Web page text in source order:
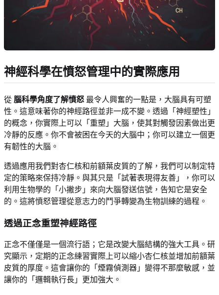
神經科學在憤怒管理中的實際應用
從 腦科學角度了解憤怒 最令人興奮的一點是，大腦具有可塑
性。這意味著你的神經路徑並非一成不變。透過「神經塑性」
的概念，你實際上可以「重塑」大腦，使其對觸發因素做出更
冷靜的反應。你不會被困在今天的大腦中；你可以建立一個更
有韌性的大腦。
透過應用我們對杏仁核和前額葉皮質的了解，我們可以制定特
定的策略來保持冷靜。與其只是「試著表現得友善」，你可以
利用生物學的「小撇步」來向大腦發送信號，告知它是安全
的。這將憤怒管理從意志力的鬥爭轉變為生物訓練的過程。
透過正念重塑神經路徑
正念不僅僅是一個流行語；它是改變大腦結構的強大工具。研
究顯示，定期的正念練習實際上可以縮小杏仁核並增加前額葉
皮質的厚度。這會讓你的「煙霧偵測器」變得不那麼敏感，並
讓你的「邏輯執行長」更加強大。